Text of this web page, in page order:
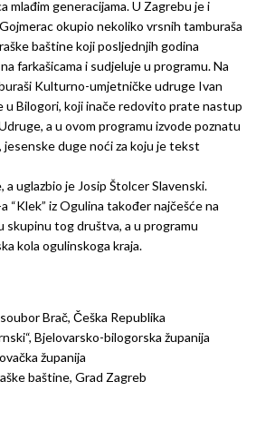
mlađim generacijama. U Zagrebu je i
okupio nekoliko vrsnih tamburaša
baštine koji posljednjih godina
farkašicama i sudjeluje u programu. Na
Kulturno-umjetničke udruge Ivan
u Bilogori, koji inače redovito prate nastup
a u ovom programu izvode poznatu
duge noći za koju je tekst
a uglazbio je Josip Štolcer Slavenski.
“Klek” iz Ogulina također najčešće na
tog društva, a u programu
kola ogulinskoga kraja.
Brač, Češka Republika
Bjelovarsko-bilogorska županija
županija
baštine, Grad Zagreb